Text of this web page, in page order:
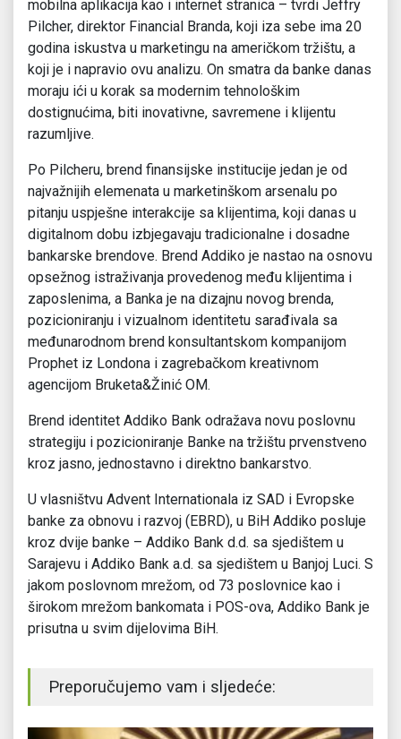
mobilna aplikacija kao i internet stranica – tvrdi Jeffry
Pilcher, direktor Financial Branda, koji iza sebe ima 20
godina iskustva u marketingu na američkom tržištu, a
koji je i napravio ovu analizu. On smatra da banke danas
moraju ići u korak sa modernim tehnološkim
dostignućima, biti inovativne, savremene i klijentu
razumljive.
Po Pilcheru, brend finansijske institucije jedan je od
najvažnijih elemenata u marketinškom arsenalu po
pitanju uspješne interakcije sa klijentima, koji danas u
digitalnom dobu izbjegavaju tradicionalne i dosadne
bankarske brendove. Brend Addiko je nastao na osnovu
opsežnog istraživanja provedenog među klijentima i
zaposlenima, a Banka je na dizajnu novog brenda,
pozicioniranju i vizualnom identitetu sarađivala sa
međunarodnom brend konsultantskom kompanijom
Prophet iz Londona i zagrebačkom kreativnom
agencijom Bruketa&Žinić OM.
Brend identitet Addiko Bank odražava novu poslovnu
strategiju i pozicioniranje Banke na tržištu prvenstveno
kroz jasno, jednostavno i direktno bankarstvo.
U vlasništvu Advent Internationala iz SAD i Evropske
banke za obnovu i razvoj (EBRD), u BiH Addiko posluje
kroz dvije banke – Addiko Bank d.d. sa sjedištem u
Sarajevu i Addiko Bank a.d. sa sjedištem u Banjoj Luci. S
jakom poslovnom mrežom, od 73 poslovnice kao i
širokom mrežom bankomata i POS-ova, Addiko Bank je
prisutna u svim dijelovima BiH.
Preporučujemo vam i sljedeće: